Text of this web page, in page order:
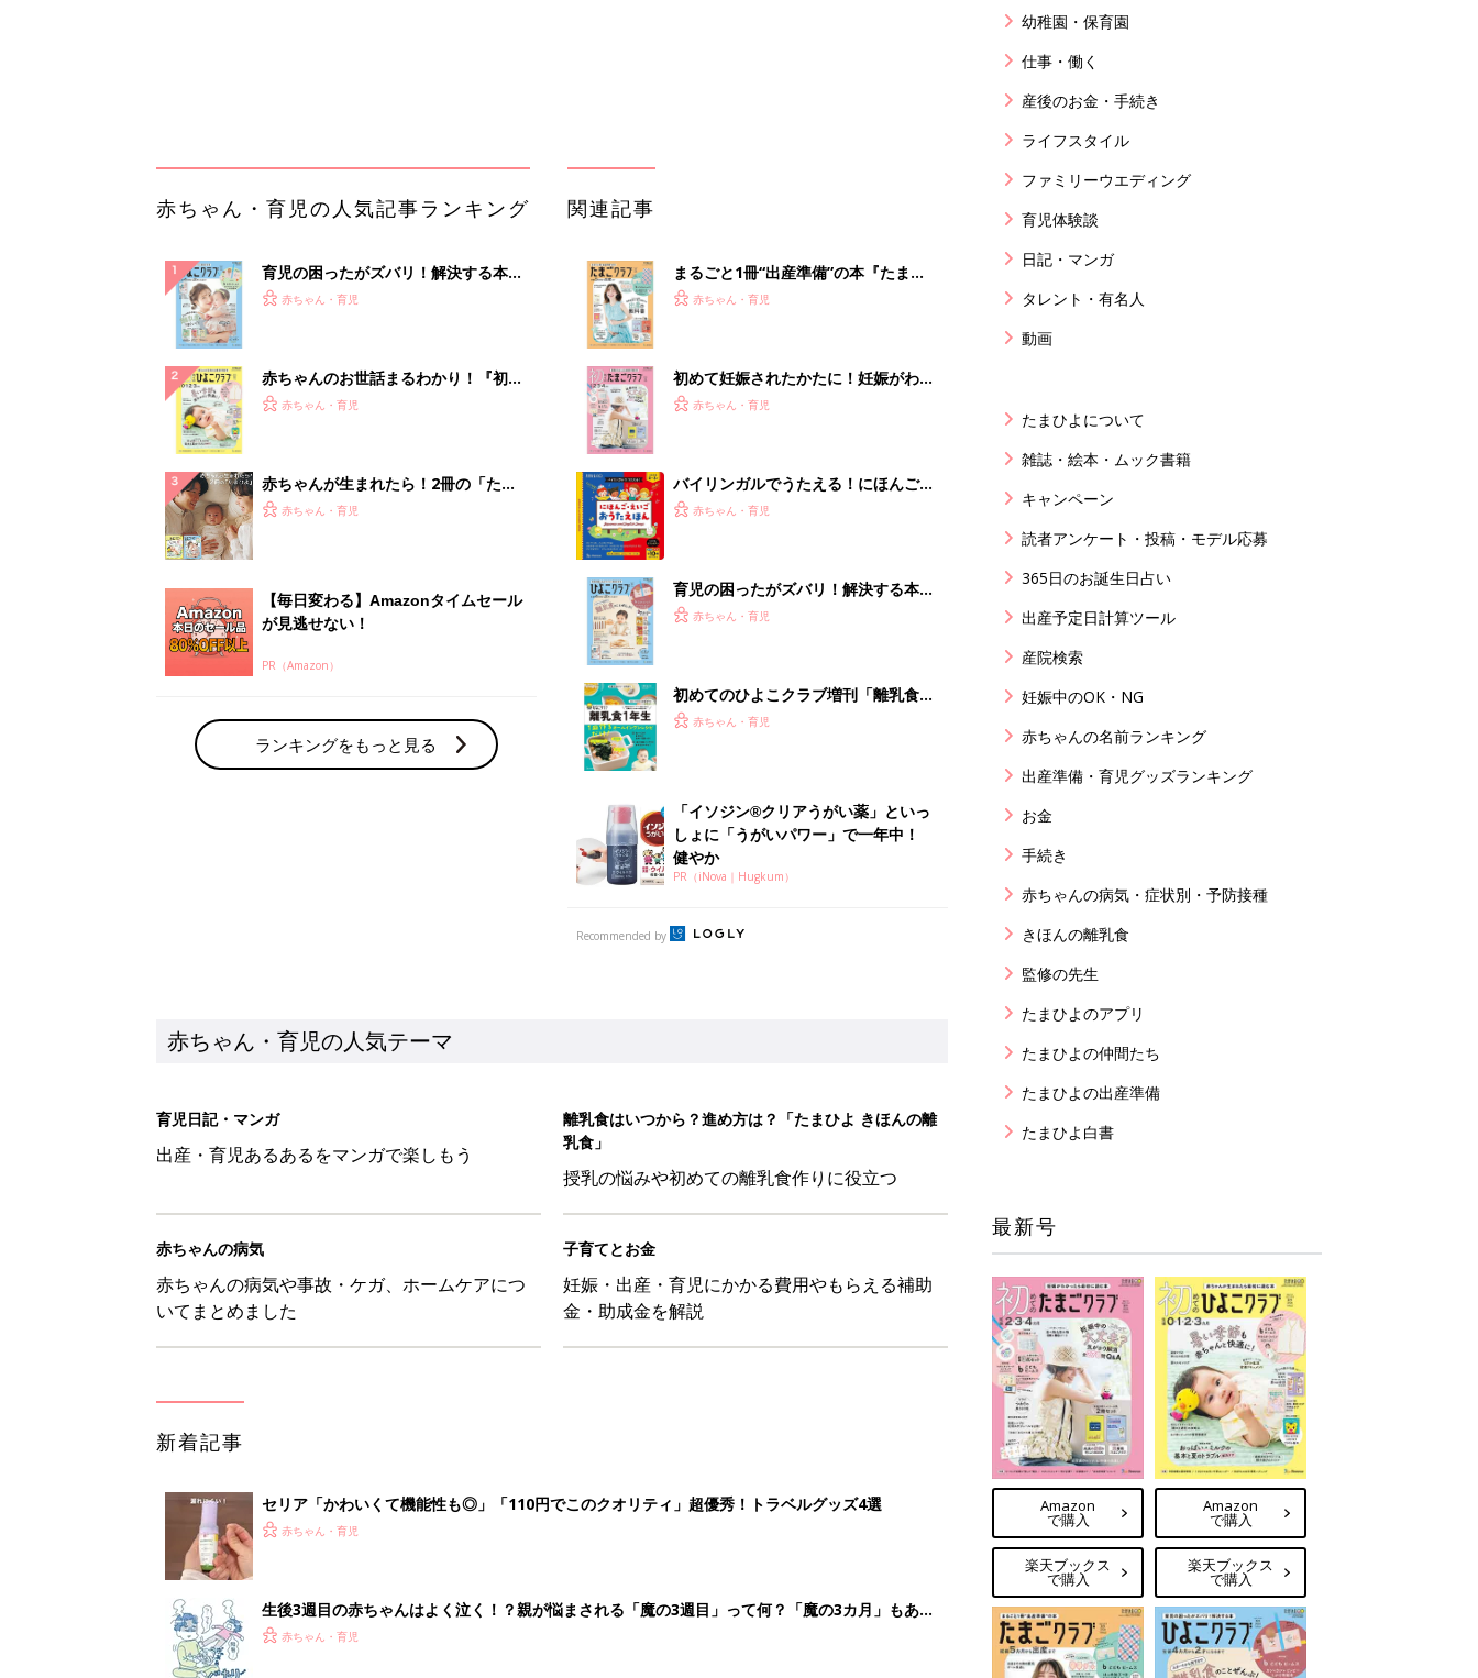
が見逃せない！
PR（Amazon）
ランキングをもっと見る
になるまで、育児に役立つ情報がいっ
ぱい！
シピ」
健やか
PR（iNova｜Hugkum）
赤ちゃん・育児の人気テーマ
育児日記・マンガ
離乳食はいつから？進め方は？「たまひよ きほんの離
授乳の悩みや初めての離乳食作りに役立つ
子育てとお金
妊娠・出産・育児にかかる費用やもらえる補助
金・助成金を解説
セリア「かわいくて機能性も◎」「110円でこのクオリティ」超優秀！トラベルグッズ4選
赤ちゃん・育児
生後3週目の赤ちゃんはよく泣く！？親が悩まされる「魔の3週目」って何？「魔の3カ月」もある
赤ちゃん・育児
反抗期の息子が...ママたちが「平和だな～」と感じた瞬間
< 1 2 3 4 5 >
幼稚園・保育園
仕事・働く
産後のお金・手続き
ライフスタイル
ファミリーウエディング
育児体験談
日記・マンガ
タレント・有名人
動画
たまひよについて
雑誌・絵本・ムック書籍
キャンペーン
読者アンケート・投稿・モデル応募
365日のお誕生日占い
出産予定日計算ツール
産院検索
妊娠中のOK・NG
赤ちゃんの名前ランキング
出産準備・育児グッズランキング
お金
手続き
赤ちゃんの病気・症状別・予防接種
きほんの離乳食
監修の先生
たまひよのアプリ
たまひよの仲間たち
たまひよの出産準備
たまひよ白書
最新号
Amazon
で購入
楽天ブックス
で購入
Amazon
で購入
楽天ブックス
で購入